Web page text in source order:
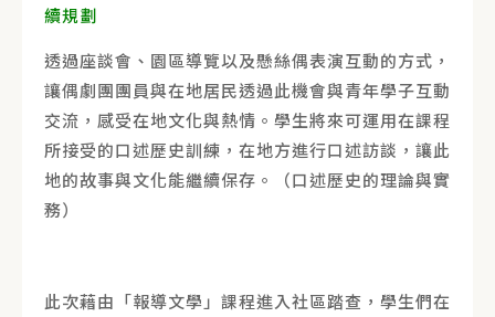
續規劃
透過座談會、園區導覽以及懸絲偶表演互動的方式，
讓偶劇團團員與在地居民透過此機會與青年學子互動
交流，感受在地文化與熱情。學生將來可運用在課程
所接受的口述歷史訓練，在地方進行口述訪談，讓此
地的故事與文化能繼續保存。（口述歷史的理論與實
務）
此次藉由「報導文學」課程進入社區踏查，學生們在